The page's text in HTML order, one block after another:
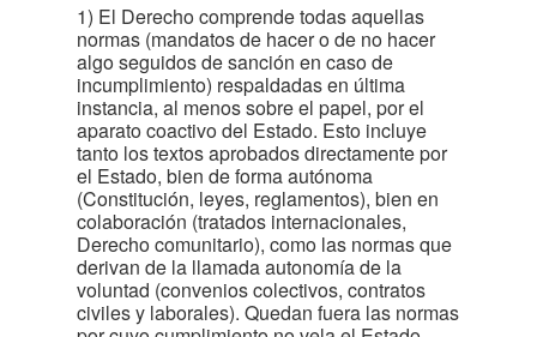
1) El Derecho comprende todas aquellas
normas (mandatos de hacer o de no hacer
algo seguidos de sanción en caso de
incumplimiento) respaldadas en última
instancia, al menos sobre el papel, por el
aparato coactivo del Estado. Esto incluye
tanto los textos aprobados directamente por
el Estado, bien de forma autónoma
(Constitución, leyes, reglamentos), bien en
colaboración (tratados internacionales,
Derecho comunitario), como las normas que
derivan de la llamada autonomía de la
voluntad (convenios colectivos, contratos
civiles y laborales). Quedan fuera las normas